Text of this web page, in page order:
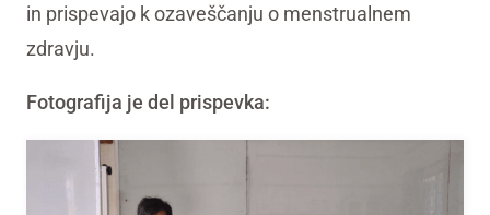
in prispevajo k ozaveščanju o menstrualnem
zdravju.
Fotografija je del prispevka: